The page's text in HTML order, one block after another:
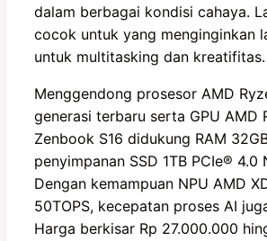
dalam berbagai kondisi cahaya.
cocok untuk yang menginginkan
untuk multitasking dan kreatifitas.
Menggendong prosesor AMD
generasi terbaru serta GPU AMD
Zenbook S16 didukung RAM
penyimpanan SSD 1TB PCIe®️ 4.0
Dengan kemampuan NPU AMD
50TOPS, kecepatan proses AI
Harga berkisar Rp 27.000.000